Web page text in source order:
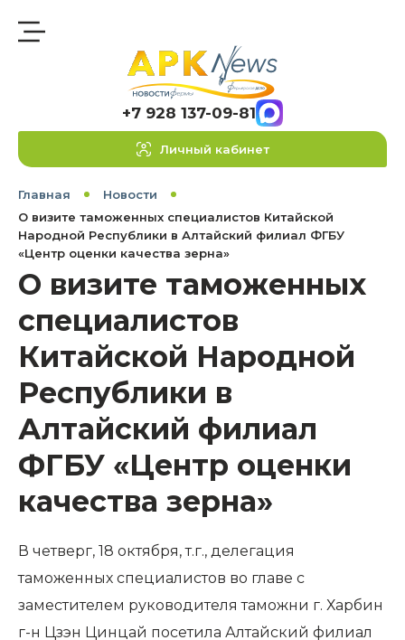
+7 928 137-09-81
Личный кабинет
Главная
Новости
О визите таможенных специалистов Китайской
Народной Республики в Алтайский филиал ФГБУ
«Центр оценки качества зерна»
О визите таможенных
специалистов
Китайской Народной
Республики в
Алтайский филиал
ФГБУ «Центр оценки
качества зерна»
В четверг, 18 октября, т.г., делегация
таможенных специалистов во главе с
заместителем руководителя таможни г. Харбин
г-н Цзэн Цинцай посетила Алтайский филиал